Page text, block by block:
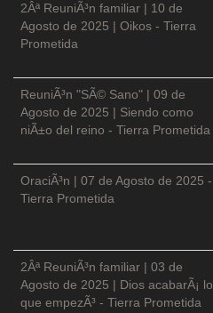
2Âª ReuniÃ³n familiar | 10 de
Agosto de 2025 | Oikos - Tierra
Prometida
ReuniÃ³n "SÃ© Sano" | 09 de
Agosto de 2025 | Siendo como
niÃ±o del reino - Tierra Prometida
OraciÃ³n | 07 de Agosto de 2025 -
Tierra Prometida
2Âª ReuniÃ³n familiar | 03 de
Agosto de 2025 | Dios acabarÃ¡ lo
que empezÃ³ - Tierra Prometida